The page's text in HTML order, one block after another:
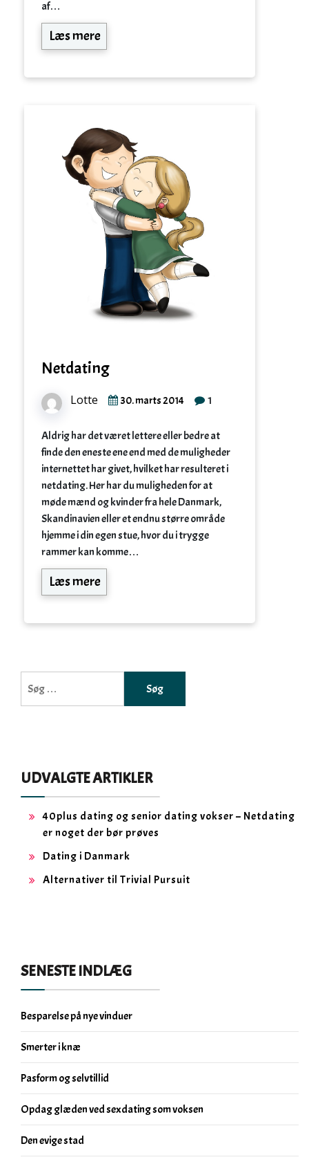
af…
Læs mere
Netdating
Lotte 30. marts 2014 1
Aldrig har det været lettere eller bedre at
finde den eneste ene end med de muligheder
internettet har givet, hvilket har resulteret i
netdating. Her har du muligheden for at
møde mænd og kvinder fra hele Danmark,
Skandinavien eller et endnu større område
hjemme i din egen stue, hvor du i trygge
rammer kan komme…
Læs mere
efter:
UDVALGTE ARTIKLER
40plus dating og senior dating vokser – Netdating
er noget der bør prøves
Dating i Danmark
Alternativer til Trivial Pursuit
SENESTE INDLÆG
Besparelse på nye vinduer
Smerter i knæ
Pasform og selvtillid
Opdag glæden ved sexdating som voksen
Den evige stad